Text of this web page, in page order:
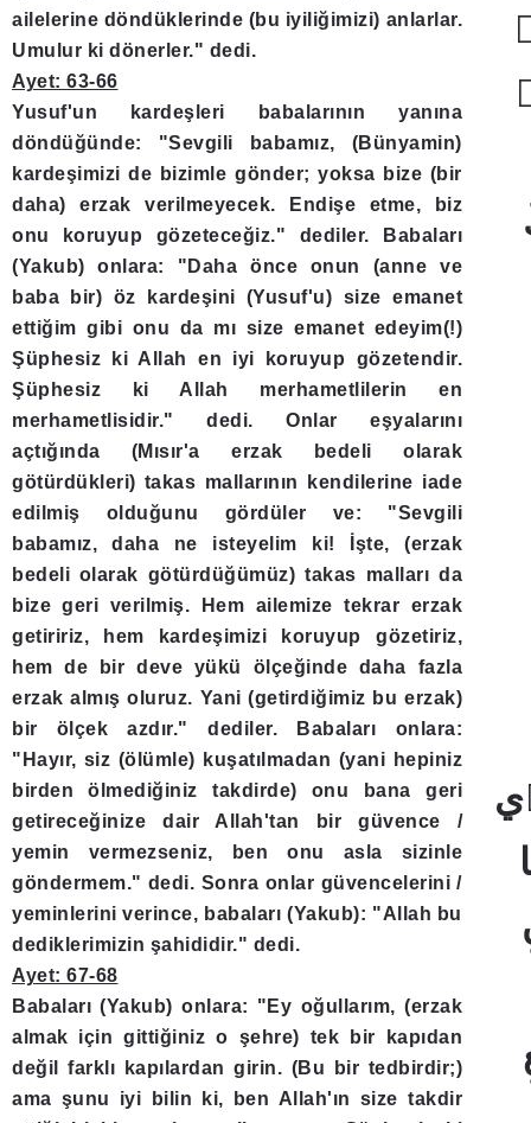
ailelerine döndüklerinde (bu iyiliğimizi) anlarlar.
Umulur ki dönerler." dedi.
Ayet: 63-66
Yusuf'un kardeşleri babalarının yanına
döndüğünde: "Sevgili babamız, (Bünyamin)
kardeşimizi de bizimle gönder; yoksa bize (bir
daha) erzak verilmeyecek. Endişe etme, biz
onu koruyup gözeteceğiz." dediler. Babaları
(Yakub) onlara: "Daha önce onun (anne ve
baba bir) öz kardeşini (Yusuf'u) size emanet
ettiğim gibi onu da mı size emanet edeyim(!)
Şüphesiz ki Allah en iyi koruyup gözetendir.
Şüphesiz ki Allah merhametlilerin en
merhametlisidir." dedi. Onlar eşyalarını
açtığında (Mısır'a erzak bedeli olarak
götürdükleri) takas mallarının kendilerine iade
edilmiş olduğunu gördüler ve: "Sevgili
babamız, daha ne isteyelim ki! İşte, (erzak
bedeli olarak götürdüğümüz) takas malları da
bize geri verilmiş. Hem ailemize tekrar erzak
getiririz, hem kardeşimizi koruyup gözetiriz,
hem de bir deve yükü ölçeğinde daha fazla
erzak almış oluruz. Yani (getirdiğimiz bu erzak)
bir ölçek azdır." dediler. Babaları onlara:
"Hayır, siz (ölümle) kuşatılmadan (yani hepiniz
birden ölmediğiniz takdirde) onu bana geri
getireceğinize dair Allah'tan bir güvence /
yemin vermezseniz, ben onu asla sizinle
göndermem." dedi. Sonra onlar güvencelerini /
yeminlerini verince, babaları (Yakub): "Allah bu
dediklerimizin şahididir." dedi.
Ayet: 67-68
Babaları (Yakub) onlara: "Ey oğullarım, (erzak
almak için gittiğiniz o şehre) tek bir kapıdan
değil farklı kapılardan girin. (Bu bir tedbirdir;)
ama şunu iyi bilin ki, ben Allah'ın size takdir